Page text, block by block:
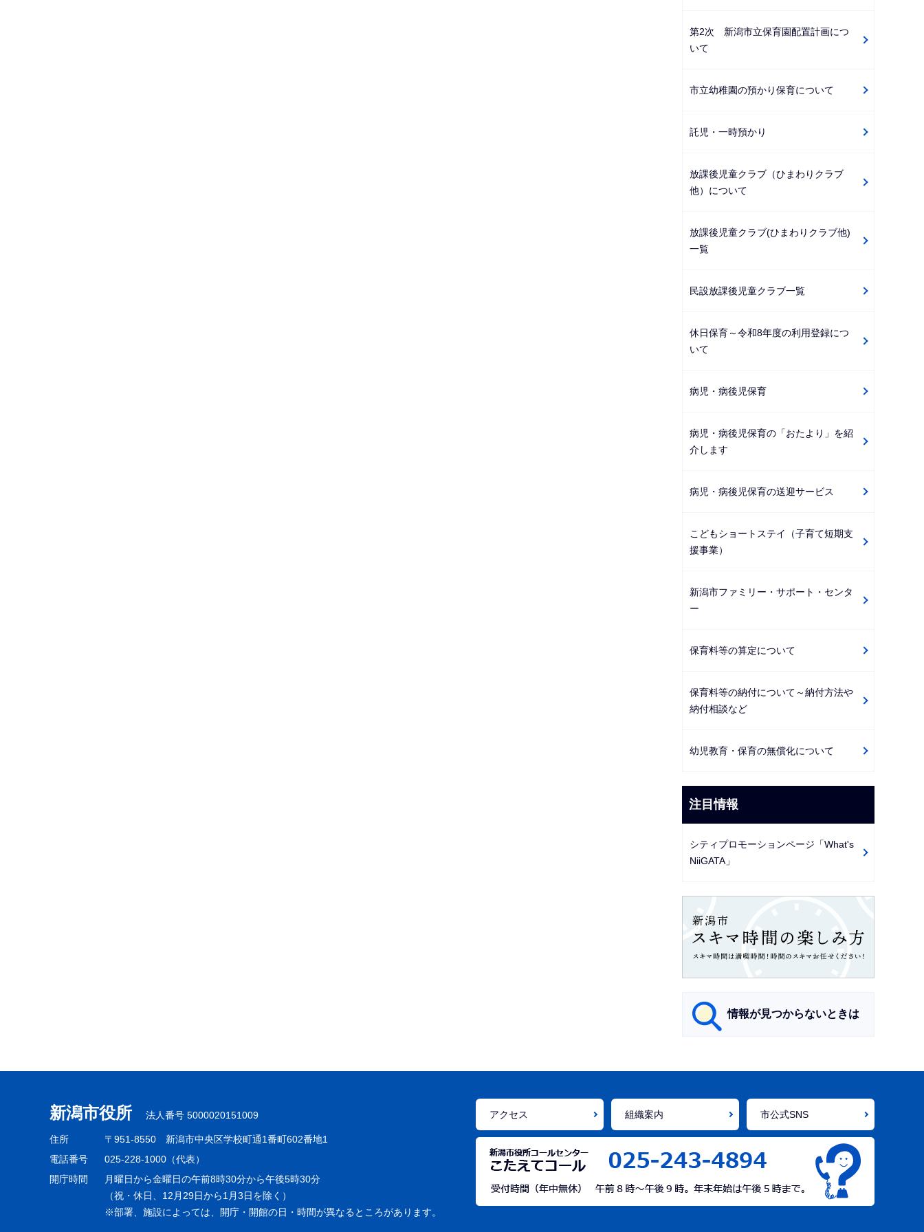
第2次 新潟市立保育園配置計画につ
いて
市立幼稚園の預かり保育について
託児・一時預かり
放課後児童クラブ（ひまわりクラブ
他）について
放課後児童クラブ(ひまわりクラブ他)
一覧
民設放課後児童クラブ一覧
休日保育～令和8年度の利用登録につ
いて
病児・病後児保育
病児・病後児保育の「おたより」を紹
介します
病児・病後児保育の送迎サービス
こどもショートステイ（子育て短期支
援事業）
新潟市ファミリー・サポート・センタ
ー
保育料等の算定について
保育料等の納付について～納付方法や
納付相談など
幼児教育・保育の無償化について
注目情報
シティプロモーションページ「What's
NiiGATA」
情報が見つからないときは
ナ
ゲ
ー
ョ
新潟市役所 法人番号 5000020151009
住所 〒951-8550 新潟市中央区学校町通1番町602番地1
電話番号
025-228-1000（代表）
開庁時間
月曜日から金曜日の午前8時30分から午後5時30分
（祝・休日、12月29日から1月3日を除く）
※部署、施設によっては、開庁・開館の日・時間が異なるところがあります。
アクセス 組織案内 市公式SNS